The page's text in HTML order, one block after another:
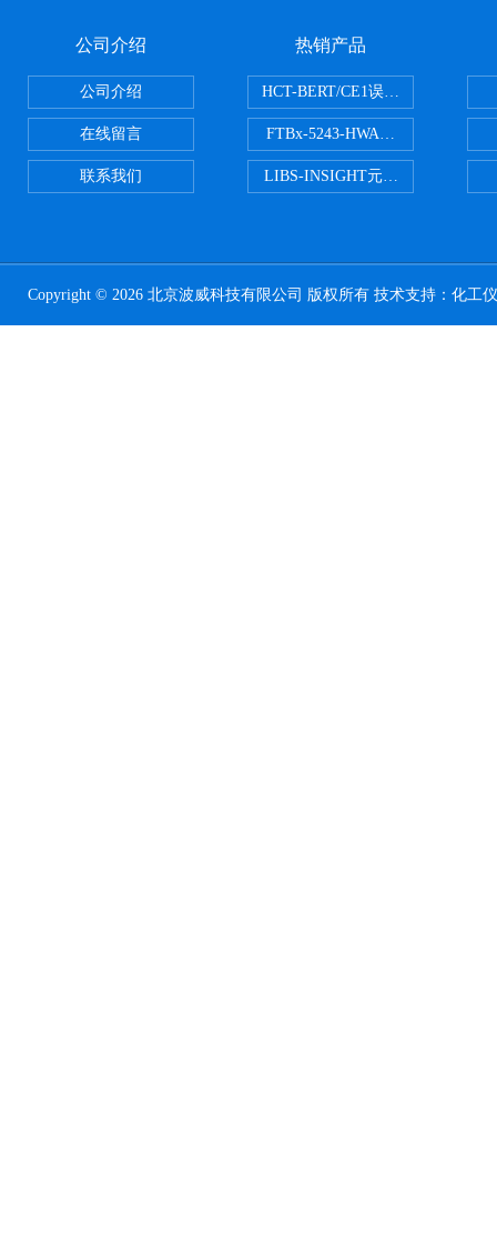
公司介绍
公司介绍
在线留言
联系我们
热销产品
HCT-BERT/CE1误码测试仪
FTBx-5243-HWA光谱分析仪
LIBS-INSIGHT元素光谱分析仪
Copyright © 2026 北京波威科技有限公司 版权所有 技术支持： 化工